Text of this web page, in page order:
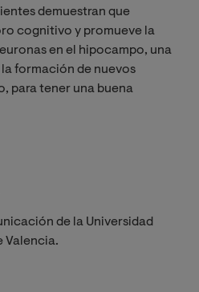
demuestran que
cognitivo y promueve la
en el hipocampo, una
formación de nuevos
para tener una buena
de la Universidad
Valencia.